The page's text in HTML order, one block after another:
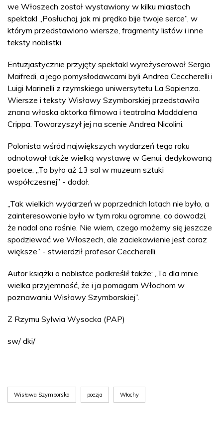
we Włoszech został wystawiony w kilku miastach
spektakl „Posłuchaj, jak mi prędko bije twoje serce”, w
którym przedstawiono wiersze, fragmenty listów i inne
teksty noblistki.
Entuzjastycznie przyjęty spektakl wyreżyserował Sergio
Maifredi, a jego pomysłodawcami byli Andrea Ceccherelli i
Luigi Marinelli z rzymskiego uniwersytetu La Sapienza.
Wiersze i teksty Wisławy Szymborskiej przedstawiła
znana włoska aktorka filmowa i teatralna Maddalena
Crippa. Towarzyszył jej na scenie Andrea Nicolini.
Polonista wśród największych wydarzeń tego roku
odnotował także wielką wystawę w Genui, dedykowaną
poetce. „To było aż 13 sal w muzeum sztuki
współczesnej” - dodał.
„Tak wielkich wydarzeń w poprzednich latach nie było, a
zainteresowanie było w tym roku ogromne, co dowodzi,
że nadal ono rośnie. Nie wiem, czego możemy się jeszcze
spodziewać we Włoszech, ale zaciekawienie jest coraz
większe” - stwierdził profesor Ceccherelli.
Autor książki o noblistce podkreślił także: „To dla mnie
wielka przyjemność, że i ja pomagam Włochom w
poznawaniu Wisławy Szymborskiej”.
Z Rzymu Sylwia Wysocka (PAP)
sw/ dki/
Wisława Szymborska poezja Włochy